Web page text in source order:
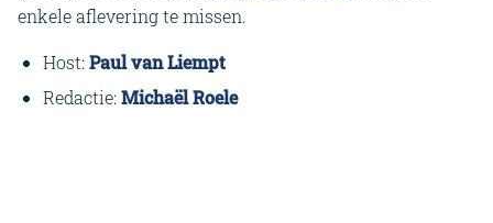
enkele aflevering te missen.
Host: Paul van Liempt
Redactie: Michaël Roele